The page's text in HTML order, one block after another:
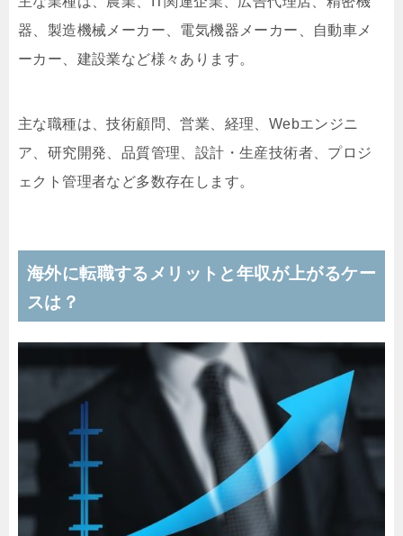
器、製造機械メーカー、電気機器メーカー、自動車メ
ーカー、建設業など様々あります。
主な職種は、技術顧問、営業、経理、Webエンジニ
ア、研究開発、品質管理、設計・生産技術者、プロジ
ェクト管理者など多数存在します。
海外に転職するメリットと年収が上がるケー
スは？